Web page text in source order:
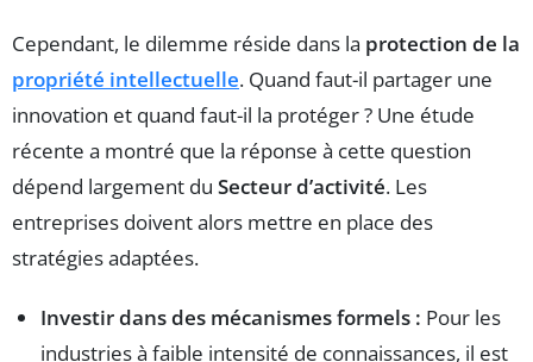
Cependant, le dilemme réside dans la protection de la
propriété intellectuelle. Quand faut-il partager une
innovation et quand faut-il la protéger ? Une étude
récente a montré que la réponse à cette question
dépend largement du Secteur d’activité. Les
entreprises doivent alors mettre en place des
stratégies adaptées.
Investir dans des mécanismes formels : Pour les
industries à faible intensité de connaissances, il est